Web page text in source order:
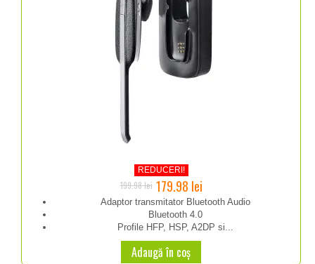
REDUCERI!
Prețul
inițial
a
fost:
199.98 lei.
179.98 leiPrețul
curent
este:
199.98lei
Adaptor transmitator Bluetooth Audio
Bluetooth 4.0
Profile HFP, HSP, A2DP si...
Adaugă în coș